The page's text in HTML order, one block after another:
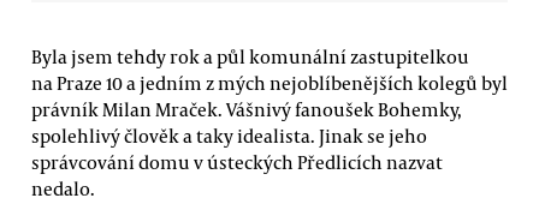
Byla jsem tehdy rok a půl komunální zastupitelkou
na Praze 10 a jedním z mých nejoblíbenějších kolegů byl
právník Milan Mraček. Vášnivý fanoušek Bohemky,
spolehlivý člověk a taky idealista. Jinak se jeho
správcování domu v ústeckých Předlicích nazvat
nedalo.